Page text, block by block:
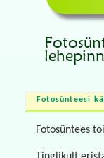
Fotosünteesi
Fotosüntees